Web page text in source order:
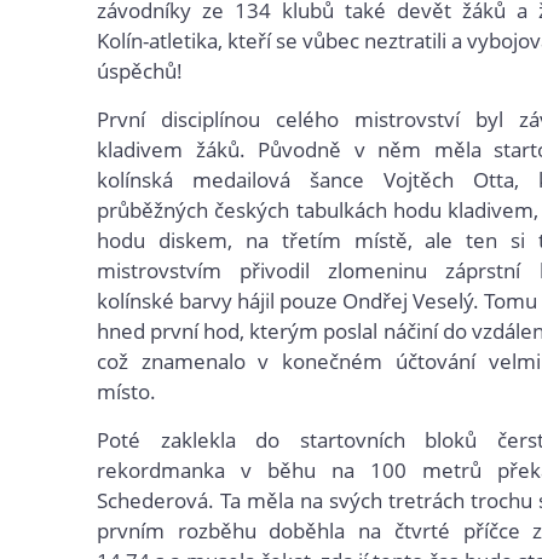
závodníky ze 134 klubů také devět žáků a
Kolín-atletika, kteří se vůbec neztratili a
úspěchů!
První disciplínou celého mistrovství byl
kladivem žáků. Původně v něm měla
kolínská medailová šance Vojtěch
průběžných českých tabulkách hodu
hodu diskem, na třetím místě, ale ten si
mistrovstvím přivodil zlomeninu
kolínské barvy hájil pouze Ondřej Veselý.
hned první hod, kterým poslal náčiní do
což znamenalo v konečném účtování
místo.
Poté zaklekla do startovních bloků
rekordmanka v běhu na 100 metrů
Schederová. Ta měla na svých tretrách trochu
prvním rozběhu doběhla na čtvrté příčce